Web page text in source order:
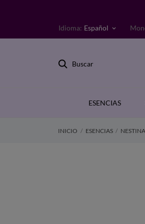
Idioma: Español keyboard_arrow_down
Buscar
ESENCIAS
INICIO ESENCIAS